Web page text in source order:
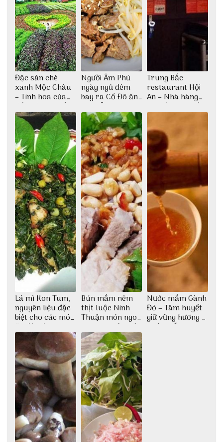
Đặc sản chè
xanh Mộc Châu
– Tinh hoa của
đất trời Tây Bắc
Người Âm Phủ
ngày ngủ đêm
bay ra Cố Đô ăn
Cơm Âm Phủ
Huế
Trung Bắc
restaurant Hội
An – Nhà hàng
cao lầu có thiết
kế vô cùng ấn
tượng giữa lòng
phố Hội
Lá mì Kon Tum,
nguyên liệu đặc
biệt cho các món
ăn độc đáo
Bún mắm nêm
thịt luộc Ninh
Thuận món ngon
dân dã miền biển
Nước mắm Gành
Đỏ – Tâm huyết
giữ vững hương vị
nước mắm sau